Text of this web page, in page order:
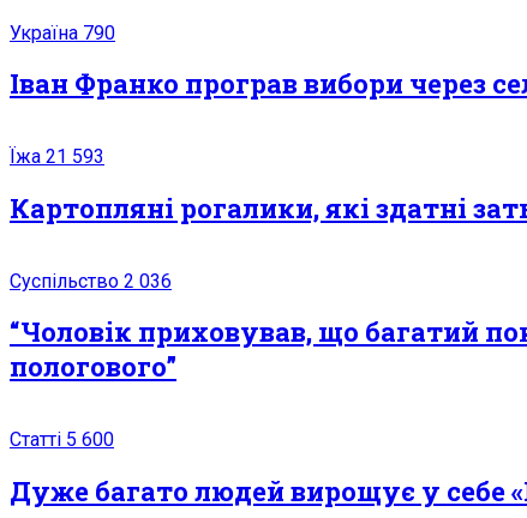
Україна 790
Іван Франко програв вибори через
Їжа 21 593
Картопляні рогалики, які здатні
Суспільство 2 036
“Чоловік приховував, що багатий
пoлoгoвoгo”
Статті 5 600
Дуже багато людей вирощує у себе